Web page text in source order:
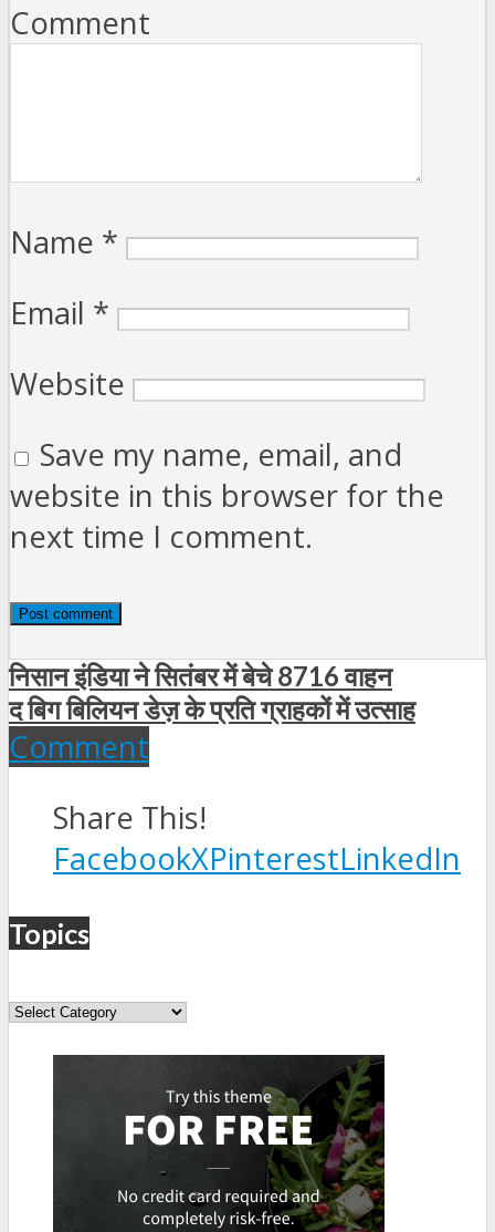
Comment
Name *
Email *
Website
Save my name, email, and
website in this browser for the
next time I comment.
निसान इंडिया ने सितंबर में बेचे 8716 वाहन
द बिग बिलियन डेज़ के प्रति ग्राहकों में उत्‍साह
Comment
Share This!
FacebookXPinterestLinkedIn
Topics
Topics